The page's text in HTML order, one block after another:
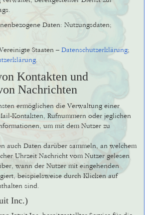
Daten: Nutzungsdaten;
Staaten – Datenschutzerklärung;
.
Kontakten und
Nachrichten
ermöglichen die Verwaltung einer
Kontakten, Rufnummern oder jeglichen
um mit dem Nutzer zu
auch Daten darüber sammeln, an welchem
Uhrzeit Nachricht vom Nutzer gelesen
wann der Nutzer mit eingehenden
beispielsweise durch Klicken auf
sind.
Inc.)